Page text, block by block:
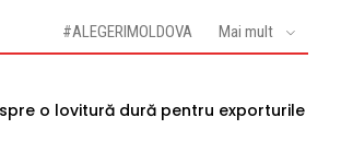
#ALEGERIMOLDOVA Mai mult
o lovitură dură pentru exporturile